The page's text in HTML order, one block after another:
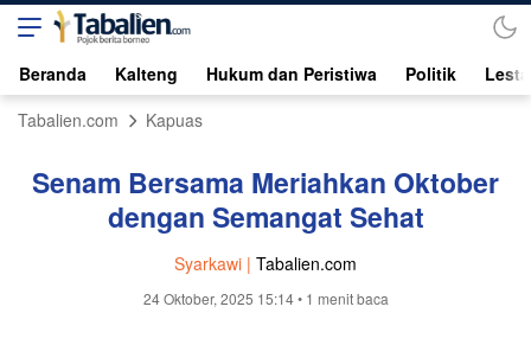
Beranda Kalteng Hukum dan Peristiwa Politik
Tabalien.com
Kapuas
Senam Bersama Meriahkan Oktober
dengan Semangat Sehat
Syarkawi | Tabalien.com
24 Oktober, 2025 15:14• 1 menit baca